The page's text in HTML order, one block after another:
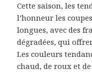
Cette saison, les
l’honneur les
longues, avec des
dégradées, qui
Les couleurs
chaud, de roux et